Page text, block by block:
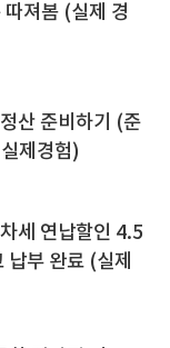
져봄 (실제 경
산 준비하기 (준
제경험)
세 연납할인 4.5
부 완료 (실제